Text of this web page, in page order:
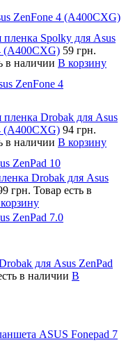
ZenFone 4 (A400CXG)
пленка Spolky для Asus
(A400CXG) 59 грн.
в наличии В корзину
ZenFone 4
пленка Drobak для Asus
(A400CXG) 94 грн.
в наличии В корзину
ZenPad 10
Drobak для Asus
грн. Товар есть в
ZenPad 7.0
для Asus ZenPad
в наличии В
ASUS Fonepad 7